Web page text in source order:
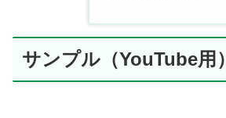
サンプル（YouTube用）